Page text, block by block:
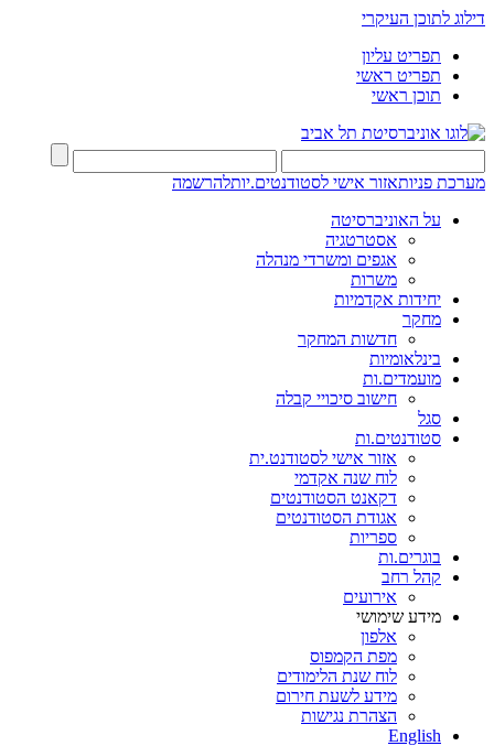
דילוג לתוכן העיקרי
תפריט עליון
תפריט ראשי
תוכן ראשי
מערכת פניותאזור אישי לסטודנטים.יותלהרשמה
על האוניברסיטה
אסטרטגיה
אגפים ומשרדי מנהלה
משרות
יחידות אקדמיות
מחקר
חדשות המחקר
בינלאומיות
מועמדים.ות
חישוב סיכויי קבלה
סגל
סטודנטים.ות
אזור אישי לסטודנט.ית
לוח שנה אקדמי
דקאנט הסטודנטים
אגודת הסטודנטים
ספריות
בוגרים.ות
קהל רחב
אירועים
מידע שימושי
אלפון
מפת הקמפוס
לוח שנת הלימודים
מידע לשעת חירום
הצהרת נגישות
English